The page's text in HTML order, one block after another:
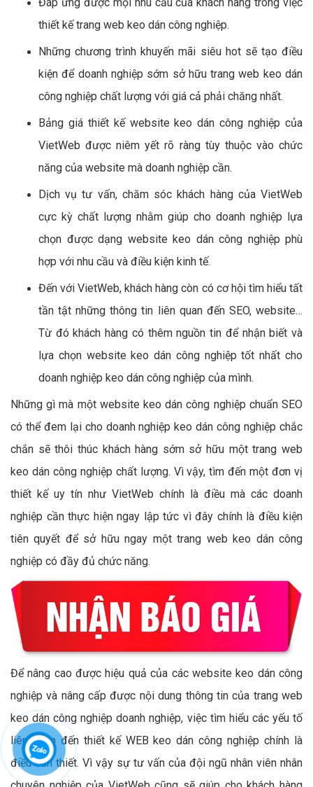
thiết kế trang web keo dán công nghiệp.
Những chương trình khuyến mãi siêu hot sẽ tạo điều
kiện để doanh nghiệp sớm sở hữu trang web keo dán
công nghiệp chất lượng với giá cả phải chăng nhất.
Bảng giá thiết kế website keo dán công nghiệp của
VietWeb được niêm yết rõ ràng tùy thuộc vào chức
năng của website mà doanh nghiệp cần.
Dịch vụ tư vấn, chăm sóc khách hàng của VietWeb
cực kỳ chất lượng nhằm giúp cho doanh nghiệp lựa
chọn được dạng website keo dán công nghiệp phù
hợp với nhu cầu và điều kiện kinh tế.
Đến với VietWeb, khách hàng còn có cơ hội tìm hiểu tất
tần tật những thông tin liên quan đến SEO, website…
Từ đó khách hàng có thêm nguồn tin để nhận biết và
lựa chọn website keo dán công nghiệp tốt nhất cho
doanh nghiệp keo dán công nghiệp của mình.
Những gì mà một website keo dán công nghiệp chuẩn SEO
có thể đem lại cho doanh nghiệp keo dán công nghiệp chắc
chắn sẽ thôi thúc khách hàng sớm sở hữu một trang web
keo dán công nghiệp chất lượng. Vì vậy, tìm đến một đơn vị
thiết kế uy tín như VietWeb chính là điều mà các doanh
nghiệp cần thực hiện ngay lập tức vì đây chính là điều kiện
tiên quyết để sở hữu ngay một trang web keo dán công
nghiệp có đầy đủ chức năng.
Để nâng cao được hiệu quả của các website keo dán công
nghiệp và nâng cấp được nội dung thông tin của trang web
keo dán công nghiệp doanh nghiệp, việc tìm hiểu các yếu tố
liên quan đến thiết kế WEB keo dán công nghiệp chính là
điều cần thiết. Vì vậy sự tư vấn của đội ngũ nhân viên nhân